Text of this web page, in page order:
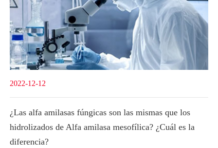
2022-12-12
¿Las alfa amilasas fúngicas son las mismas que los
hidrolizados de Alfa amilasa mesofílica? ¿Cuál es la
diferencia?